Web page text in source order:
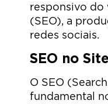
responsivo do
(SEO), a
redes sociais.
SEO no
O SEO
fundamental